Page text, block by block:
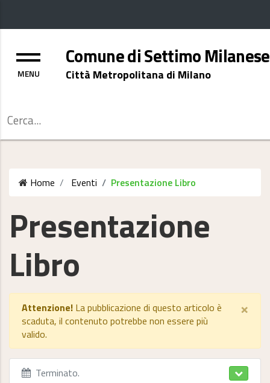
Menu Comune di Settimo Milanese
Città Metropolitana di Milano
Home Eventi Presentazione Libro
Presentazione
Libro
Attenzione! La pubblicazione di questo articolo è
scaduta, il contenuto potrebbe non essere più
valido.
×
Terminato.